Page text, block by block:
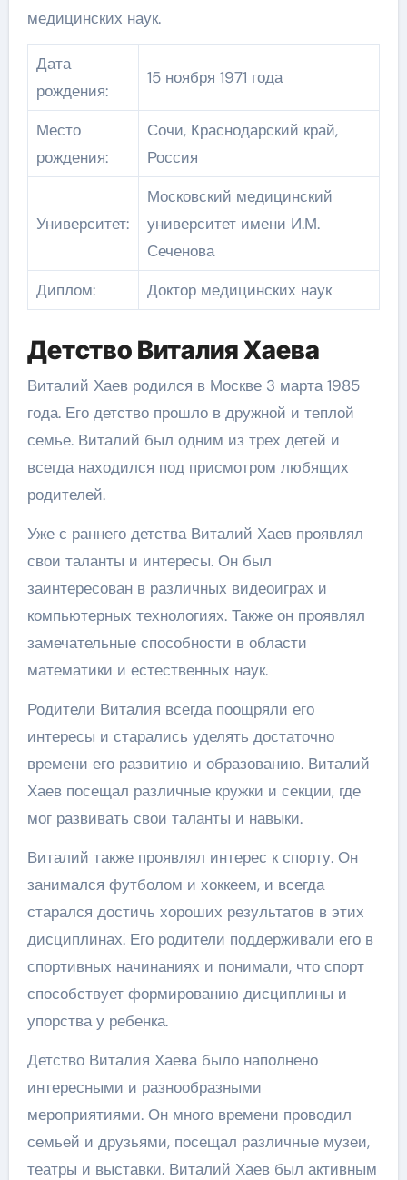
медицинских наук.
Дата
рождения:
15 ноября 1971 года
Место
рождения:
Сочи, Краснодарский край,
Россия
Университет:
Московский медицинский
университет имени И.М.
Сеченова
Диплом:
Доктор медицинских наук
Детство Виталия Хаева
Виталий Хаев родился в Москве 3 марта 1985
года. Его детство прошло в дружной и теплой
семье. Виталий был одним из трех детей и
всегда находился под присмотром любящих
родителей.
Уже с раннего детства Виталий Хаев проявлял
свои таланты и интересы. Он был
заинтересован в различных видеоиграх и
компьютерных технологиях. Также он проявлял
замечательные способности в области
математики и естественных наук.
Родители Виталия всегда поощряли его
интересы и старались уделять достаточно
времени его развитию и образованию. Виталий
Хаев посещал различные кружки и секции, где
мог развивать свои таланты и навыки.
Виталий также проявлял интерес к спорту. Он
занимался футболом и хоккеем, и всегда
старался достичь хороших результатов в этих
дисциплинах. Его родители поддерживали его в
спортивных начинаниях и понимали, что спорт
способствует формированию дисциплины и
упорства у ребенка.
Детство Виталия Хаева было наполнено
интересными и разнообразными
мероприятиями. Он много времени проводил
семьей и друзьями, посещал различные музеи,
театры и выставки. Виталий Хаев был активным